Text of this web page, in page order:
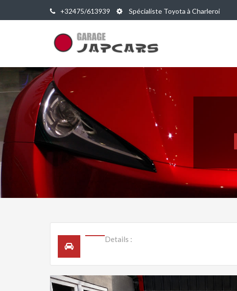
+32475/613939 Spécialiste Toyota à Charleroi
Details :
Previous